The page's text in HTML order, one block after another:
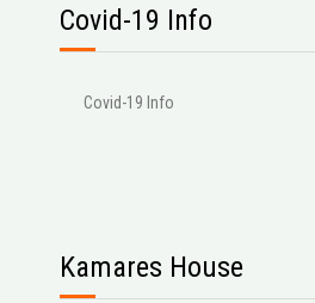
Covid-19 Info
Covid-19 Info
Kamares House